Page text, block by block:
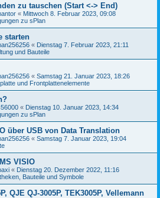
zu tauschen (Start <-> End)
« Mittwoch 8. Februar 2023, 09:08
zu sPlan
starten
« Dienstag 7. Februar 2023, 21:11
und Bauteile
« Samstag 21. Januar 2023, 18:26
und Frontplattenelemente
« Dienstag 10. Januar 2023, 14:34
zu sPlan
über USB von Data Translation
« Samstag 7. Januar 2023, 19:04
VISIO
« Dienstag 20. Dezember 2022, 11:16
Bauteile und Symbole
QJE QJ-3005P, TEK3005P, Vellemann